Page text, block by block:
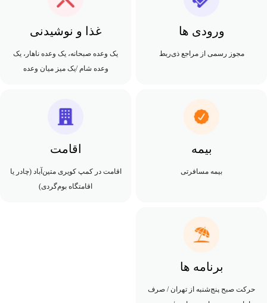
ورودی ها
مجوز رسمی از مراجع ذی‌ربط
غذا و نوشیدنی
یک وعده صبحانه، یک وعده ناهار، یک
وعده شام /یک میز میان وعده
بیمه
بیمه مسافرتی
اقامت
اقامت در کمپ کویری متین‌آباد (چادر یا
اقامتگاه بوم‌گردی)
برنامه ها
حرکت صبح پنج‌شنبه از تهران / صرف